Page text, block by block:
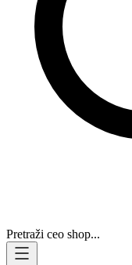
Pretraži ceo shop...